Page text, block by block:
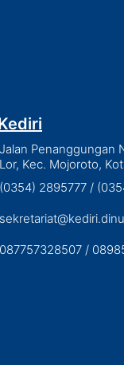
Jalan Penanggungan
Lor, Kec. Mojoroto,
(0354) 2895777 /
087757328507 /